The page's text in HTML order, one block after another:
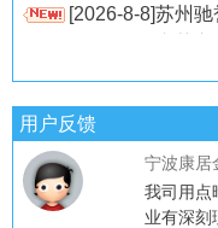
[2026-8-8]东莞
[2026-8-8]老韩活
[2026-8-8]石家庄
[2026-8-8]陕西龙
[2026-8-8]青岛
[2026-8-8]东莞
用户反馈